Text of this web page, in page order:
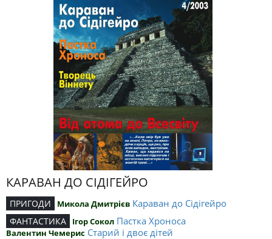
КАРАВАН ДО СІДІГЕЙРО
ПРИГОДИ Микола Дмитрієв Караван до Сідігейро
ФАНТАСТИКА Ігор Сокол Пастка Хроноса
Валентин Чемерис Старий і двоє дітей